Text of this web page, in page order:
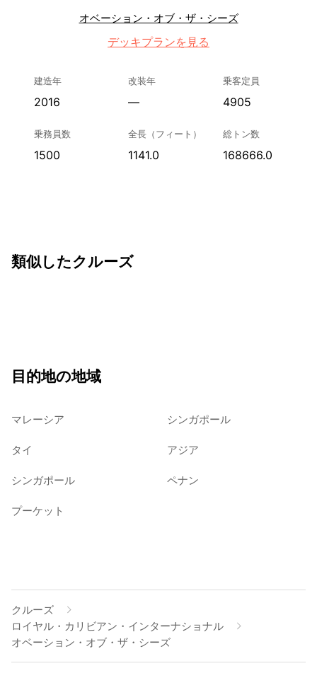
オベーション・オブ・ザ・シーズ
デッキプランを見る
建造年
2016
改装年
—
乗客定員
4905
乗務員数
1500
全長（フィート）
1141.0
総トン数
168666.0
類似したクルーズ
目的地の地域
マレーシア シンガポール
タイ アジア
シンガポール ペナン
プーケット
クルーズ
ロイヤル・カリビアン・インターナショナル
オベーション・オブ・ザ・シーズ